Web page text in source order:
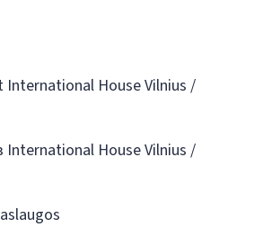
House Vilnius /
International House Vilnius /